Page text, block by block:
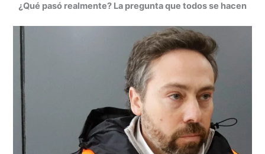
¿Qué pasó realmente? La pregunta que todos se hacen